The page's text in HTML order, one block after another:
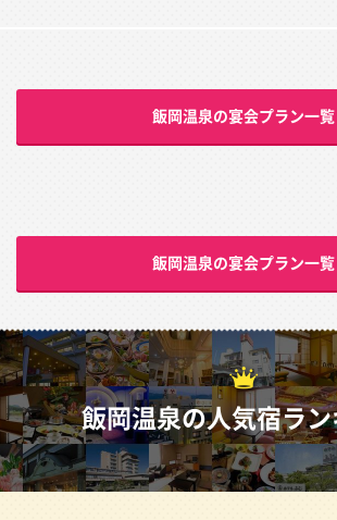
飯岡温泉の宴会プラン一覧
飯岡温泉の宴会プラン一覧
飯岡温泉の人気宿ラ